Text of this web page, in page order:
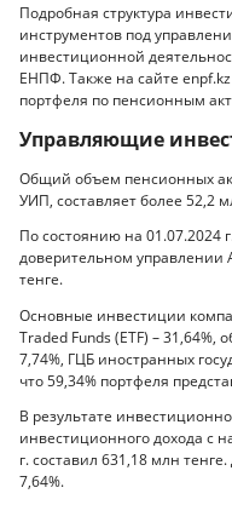
Подробная структура
инструментов под
инвестиционной
ЕНПФ. Также на сайте
портфеля по пенсионным
Управляющие
Общий объем пенсионных
УИП, составляет более 52,2
По состоянию на 01.07.2024
доверительном управлении
тенге.
Основные инвестиции
Traded Funds (ETF) – 31,64%,
7,74%, ГЦБ иностранных
что 59,34% портфеля
В результате
инвестиционного дохода с
г. составил 631,18 млн
7,64%.